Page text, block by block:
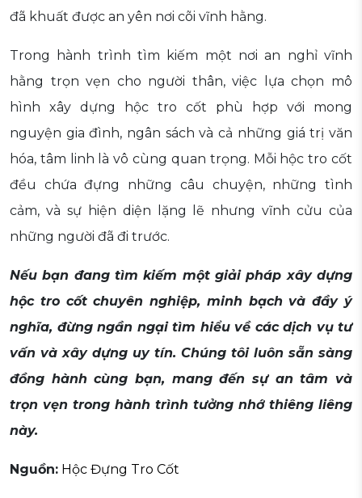
đã khuất được an yên nơi cõi vĩnh hằng.
Trong hành trình tìm kiếm một nơi an nghỉ vĩnh
hằng trọn vẹn cho người thân, việc lựa chọn mô
hình xây dựng hộc tro cốt phù hợp với mong
nguyện gia đình, ngân sách và cả những giá trị văn
hóa, tâm linh là vô cùng quan trọng. Mỗi hộc tro cốt
đều chứa đựng những câu chuyện, những tình
cảm, và sự hiện diện lặng lẽ nhưng vĩnh cửu của
những người đã đi trước.
Nếu bạn đang tìm kiếm một giải pháp xây dựng
hộc tro cốt chuyên nghiệp, minh bạch và đầy ý
nghĩa, đừng ngần ngại tìm hiểu về các dịch vụ tư
vấn và xây dựng uy tín. Chúng tôi luôn sẵn sàng
đồng hành cùng bạn, mang đến sự an tâm và
trọn vẹn trong hành trình tưởng nhớ thiêng liêng
này.
Nguồn: Hộc Đựng Tro Cốt